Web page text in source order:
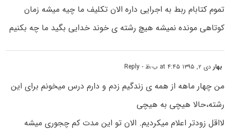
تموم کتابام ربط به اجرایی داره الان تکلیف ما چیه میشه زمان
کوتاهی مونده نمیشه هیچ رشته ی خوند خدایی بگید ما چه بکنیم
بهاردی ۲, ۱۳۹۵ at ۴:۴۵ ب٫ظ - Reply
من چهار ماهه از همه ی زندگیم زدم و دارم درس میخونم برای این
رشته،حالا هیچی به هیچی
لااقل زودتر اعلام میکردیم. الان تو این مدت کم چجوری میشه